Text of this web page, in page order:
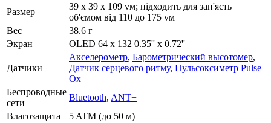
Размер
39 x 39 x 109 vм; підходить для зап'ясть
об'ємом від 110 до 175 vм
Вес
38.6 г
Экран
OLED 64 x 132 0.35'' x 0.72''
Датчики
Акселерометр, Барометрический высотомер,
Датчик серцевого ритму, Пульсоксиметр Pulse
Ox
Беспроводные
сети
Bluetooth, ANT+
Влагозащита
5 ATM (до 50 м)